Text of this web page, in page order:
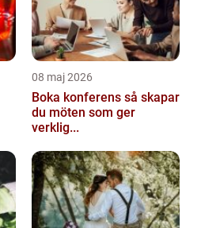
08 maj 2026
Boka konferens så skapar
du möten som ger
verklig...